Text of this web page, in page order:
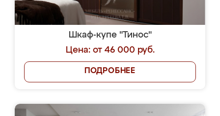
Шкаф-купе "Тинос"
Цена: от 46 000 руб.
ПОДРОБНЕЕ